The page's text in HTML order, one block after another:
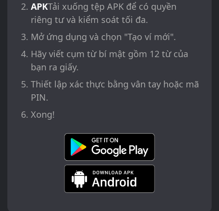
APKTải xuống tệp APK để có quyền
riêng tư và kiểm soát tối đa.
Mở ứng dụng và chọn "Tạo ví mới".
Hãy viết cụm từ bí mật gồm 12 từ của
bạn ra giấy.
Thiết lập xác thực bằng vân tay hoặc mã
PIN.
Xong!